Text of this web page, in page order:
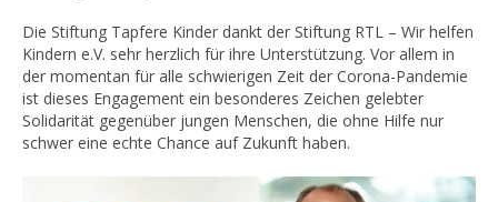
Die Stiftung Tapfere Kinder dankt der Stiftung RTL – Wir helfen
Kindern e.V. sehr herzlich für ihre Unterstützung. Vor allem in
der momentan für alle schwierigen Zeit der Corona-Pandemie
ist dieses Engagement ein besonderes Zeichen gelebter
Solidarität gegenüber jungen Menschen, die ohne Hilfe nur
schwer eine echte Chance auf Zukunft haben.